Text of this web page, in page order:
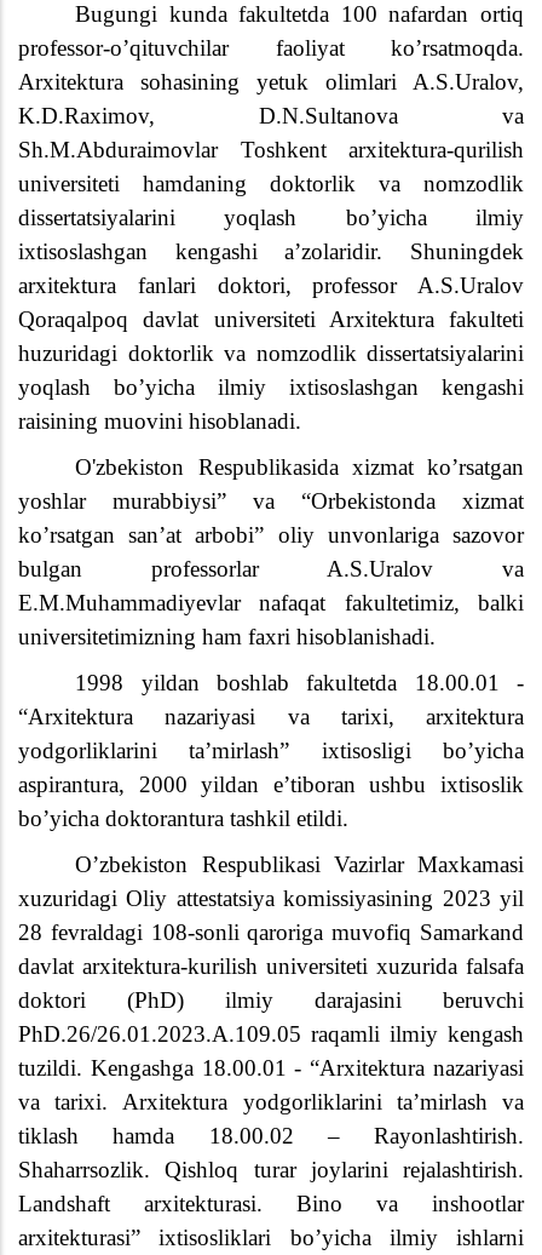
Bugungi kunda fakultetda 100 nafardan ortiq
professor-o’qituvchilar faoliyat ko’rsatmoqda.
Arxitektura sohasining yetuk olimlari A.S.Uralov,
K.D.Raximov, D.N.Sultanova va
Sh.M.Abduraimovlar Toshkent arxitektura-qurilish
universiteti hamdaning doktorlik va nomzodlik
dissertatsiyalarini yoqlash bo’yicha ilmiy
ixtisoslashgan kengashi a’zolaridir. Shuningdek
arxitektura fanlari doktori, professor A.S.Uralov
Qoraqalpoq davlat universiteti Arxitektura fakulteti
huzuridagi doktorlik va nomzodlik dissertatsiyalarini
yoqlash bo’yicha ilmiy ixtisoslashgan kengashi
raisining muovini hisoblanadi.
O'zbekiston Respublikasida xizmat ko’rsatgan
yoshlar murabbiysi” va “Orbekistonda xizmat
ko’rsatgan san’at arbobi” oliy unvonlariga sazovor
bulgan professorlar A.S.Uralov va
E.M.Muhammadiyevlar nafaqat fakultetimiz, balki
universitetimizning ham faxri hisoblanishadi.
1998 yildan boshlab fakultetda 18.00.01 -
“Arxitektura nazariyasi va tarixi, arxitektura
yodgorliklarini ta’mirlash” ixtisosligi bo’yicha
aspirantura, 2000 yildan e’tiboran ushbu ixtisoslik
bo’yicha doktorantura tashkil etildi.
Oʼzbekiston Respublikasi Vazirlar Maxkamasi
xuzuridagi Oliy attestatsiya komissiyasining 2023 yil
28 fevraldagi 108-sonli qaroriga muvofiq Samarkand
davlat arxitektura-kurilish universiteti xuzurida falsafa
doktori (PhD) ilmiy darajasini beruvchi
PhD.26/26.01.2023.A.109.05 raqamli ilmiy kengash
tuzildi. Kengashga 18.00.01 - “Аrxitektura nazariyasi
va tarixi. Аrxitektura yodgorliklarini taʼmirlash va
tiklash hamda 18.00.02 – Rayonlashtirish.
Shaharrsozlik. Qishloq turar joylarini rejalashtirish.
Landshaft arxitekturasi. Bino va inshootlar
arxitekturasi” ixtisosliklari boʼyicha ilmiy ishlarni